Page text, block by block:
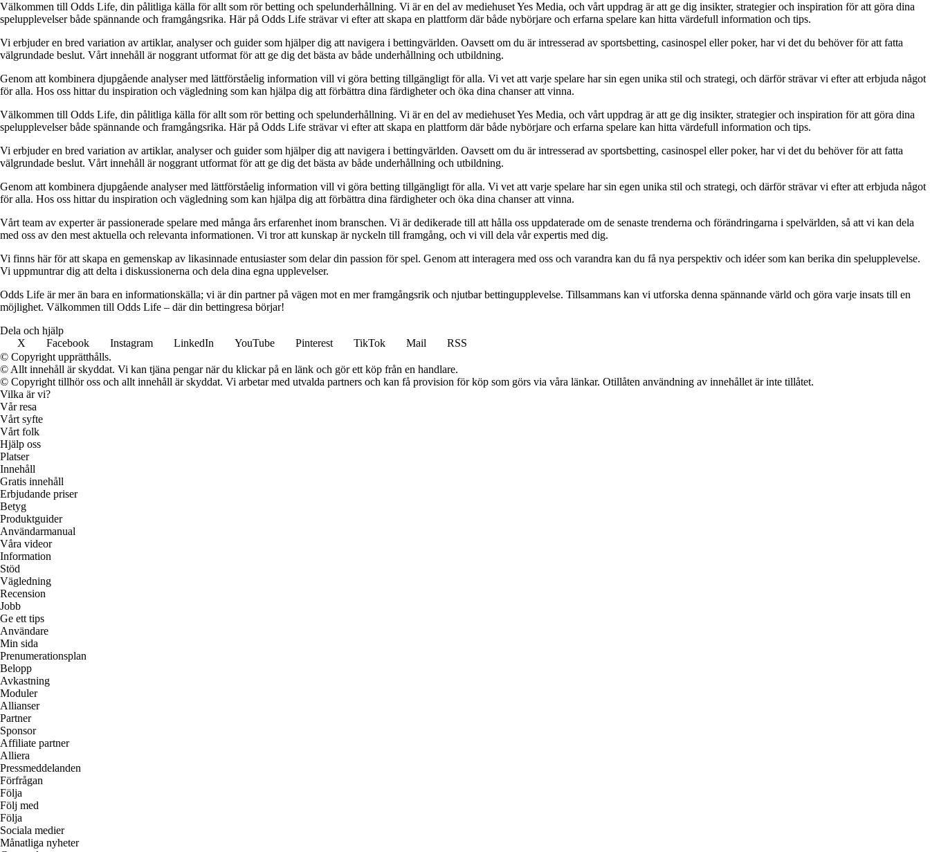
Välkommen till Odds Life, din pålitliga källa för allt som rör betting och spelunderhållning. Vi är en del av mediehuset Yes Media, och vårt uppdrag är att ge dig insikter, strategier och inspiration för att göra dina
spelupplevelser både spännande och framgångsrika. Här på Odds Life strävar vi efter att skapa en plattform där både nybörjare och erfarna spelare kan hitta värdefull information och tips.
Vi erbjuder en bred variation av artiklar, analyser och guider som hjälper dig att navigera i bettingvärlden. Oavsett om du är intresserad av sportsbetting, casinospel eller poker, har vi det du behöver för att fatta
välgrundade beslut. Vårt innehåll är noggrant utformat för att ge dig det bästa av både underhållning och utbildning.
Genom att kombinera djupgående analyser med lättförståelig information vill vi göra betting tillgängligt för alla. Vi vet att varje spelare har sin egen unika stil och strategi, och därför strävar vi efter att erbjuda något
för alla. Hos oss hittar du inspiration och vägledning som kan hjälpa dig att förbättra dina färdigheter och öka dina chanser att vinna.
Välkommen till Odds Life, din pålitliga källa för allt som rör betting och spelunderhållning. Vi är en del av mediehuset Yes Media, och vårt uppdrag är att ge dig insikter, strategier och inspiration för att göra dina
spelupplevelser både spännande och framgångsrika. Här på Odds Life strävar vi efter att skapa en plattform där både nybörjare och erfarna spelare kan hitta värdefull information och tips.
Vi erbjuder en bred variation av artiklar, analyser och guider som hjälper dig att navigera i bettingvärlden. Oavsett om du är intresserad av sportsbetting, casinospel eller poker, har vi det du behöver för att fatta
välgrundade beslut. Vårt innehåll är noggrant utformat för att ge dig det bästa av både underhållning och utbildning.
Genom att kombinera djupgående analyser med lättförståelig information vill vi göra betting tillgängligt för alla. Vi vet att varje spelare har sin egen unika stil och strategi, och därför strävar vi efter att erbjuda något
för alla. Hos oss hittar du inspiration och vägledning som kan hjälpa dig att förbättra dina färdigheter och öka dina chanser att vinna.
Vårt team av experter är passionerade spelare med många års erfarenhet inom branschen. Vi är dedikerade till att hålla oss uppdaterade om de senaste trenderna och förändringarna i spelvärlden, så att vi kan dela
med oss av den mest aktuella och relevanta informationen. Vi tror att kunskap är nyckeln till framgång, och vi vill dela vår expertis med dig.
Vi finns här för att skapa en gemenskap av likasinnade entusiaster som delar din passion för spel. Genom att interagera med oss och varandra kan du få nya perspektiv och idéer som kan berika din spelupplevelse.
Vi uppmuntrar dig att delta i diskussionerna och dela dina egna upplevelser.
Odds Life är mer än bara en informationskälla; vi är din partner på vägen mot en mer framgångsrik och njutbar bettingupplevelse. Tillsammans kan vi utforska denna spännande värld och göra varje insats till en
möjlighet. Välkommen till Odds Life – där din bettingresa börjar!
Dela och hjälp
X
Facebook Instagram LinkedIn YouTube Pinterest TikTok Mail
RSS
© Copyright upprätthålls.
© Allt innehåll är skyddat. Vi kan tjäna pengar när du klickar på en länk och gör ett köp från en handlare.
© Copyright tillhör oss och allt innehåll är skyddat. Vi arbetar med utvalda partners och kan få provision för köp som görs via våra länkar. Otillåten användning av innehållet är inte tillåtet.
Vilka är vi?
Vår resa
Vårt syfte
Vårt folk
Hjälp oss
Platser
Innehåll
Gratis innehåll
Erbjudande priser
Betyg
Produktguider
Användarmanual
Våra videor
Information
Stöd
Vägledning
Recension
Jobb
Ge ett tips
Användare
Min sida
Prenumerationsplan
Belopp
Avkastning
Moduler
Allianser
Partner
Sponsor
Affiliate partner
Alliera
Pressmeddelanden
Förfrågan
Följa
Följ med
Följa
Sociala medier
Månatliga nyheter